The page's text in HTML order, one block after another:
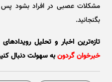
مشکلات عصبی در افراد بشود پس
بگنجانید.
تازه‌ترین اخبار و تحلیل‌
خبرخوان گردونبه سهولت دنبال